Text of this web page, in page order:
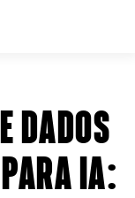
DADOS
IA: